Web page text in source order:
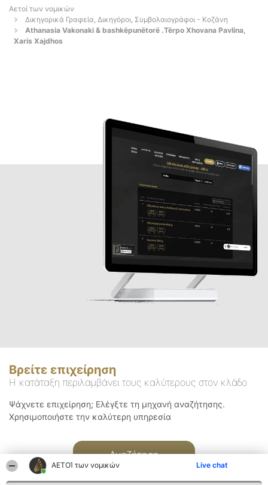
ΑΕΤΟΊ των νομικών Live chat
Αετοί των νομικών
Δικηγορικά Γραφεία, Δικηγόροι, Συμβολαιογράφοι - Κοζάνη
Athanasia Vakonaki & bashkëpunëtorë .Tërpo Xhovana Pavlina,
Xaris Xajdhos
Βρείτε επιχείρηση
Η κατάταξη περιλαμβάνει τους καλύτερους στον κλάδο
Ψάχνετε επιχείρηση; Ελέγξτε τη μηχανή αναζήτησης.
Χρησιμοποιήστε την καλύτερη υπηρεσία
Αναζήτηση